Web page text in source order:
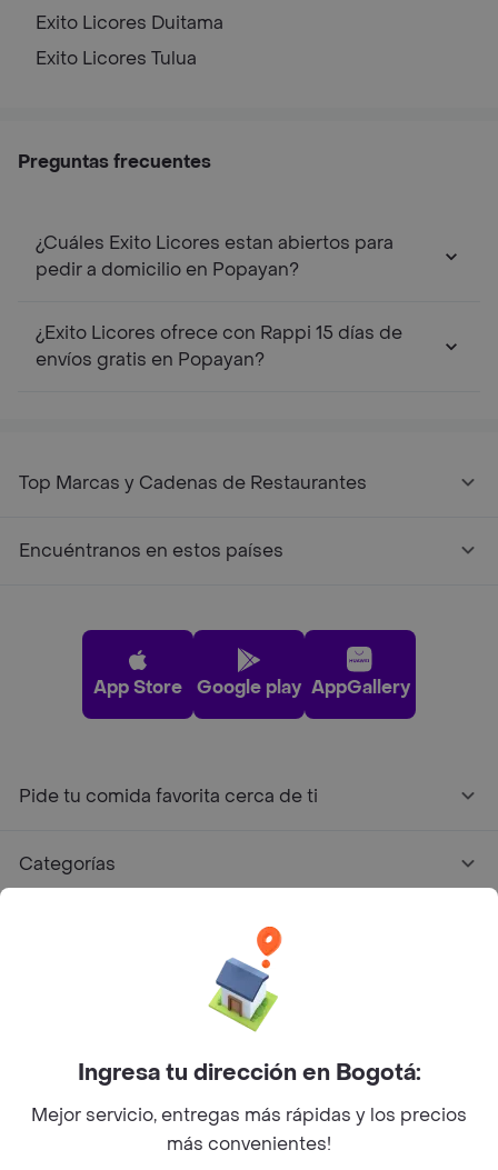
Exito Licores Duitama
Exito Licores Tulua
Preguntas frecuentes
¿Cuáles Exito Licores estan abiertos para
pedir a domicilio en Popayan?
¿Exito Licores ofrece con Rappi 15 días de
envíos gratis en Popayan?
Top Marcas y Cadenas de Restaurantes
Encuéntranos en estos países
App Store Google play AppGallery
Pide tu comida favorita cerca de ti
Categorías
Facebook
Twitter
Instagram
©2026Rappi Inc. All rights reserved.
Ingresa tu dirección en Bogotá:
Mejor servicio, entregas más rápidas y los precios
más convenientes!